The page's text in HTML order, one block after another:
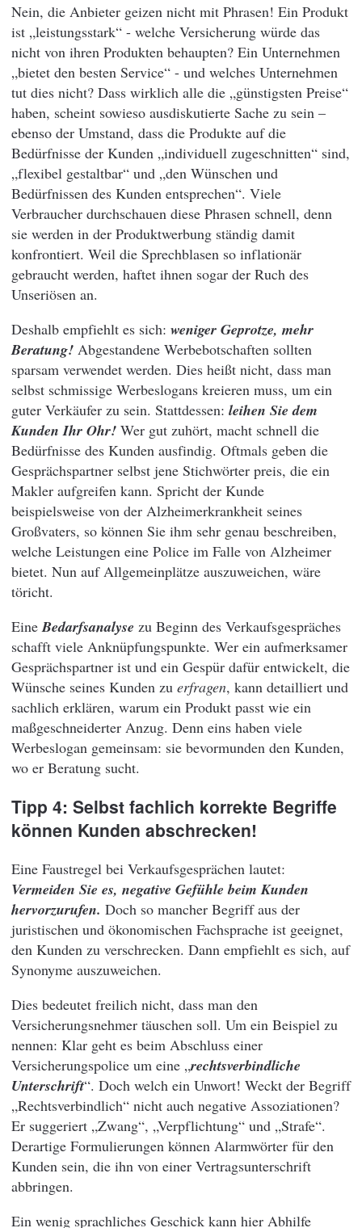
Nein, die Anbieter geizen nicht mit Phrasen! Ein Produkt
ist „leistungsstark“ - welche Versicherung würde das
nicht von ihren Produkten behaupten? Ein Unternehmen
„bietet den besten Service“ - und welches Unternehmen
tut dies nicht? Dass wirklich alle die „günstigsten Preise“
haben, scheint sowieso ausdiskutierte Sache zu sein –
ebenso der Umstand, dass die Produkte auf die
Bedürfnisse der Kunden „individuell zugeschnitten“ sind,
„flexibel gestaltbar“ und „den Wünschen und
Bedürfnissen des Kunden entsprechen“. Viele
Verbraucher durchschauen diese Phrasen schnell, denn
sie werden in der Produktwerbung ständig damit
konfrontiert. Weil die Sprechblasen so inflationär
gebraucht werden, haftet ihnen sogar der Ruch des
Unseriösen an.
Deshalb empfiehlt es sich: weniger Geprotze, mehr
Beratung! Abgestandene Werbebotschaften sollten
sparsam verwendet werden. Dies heißt nicht, dass man
selbst schmissige Werbeslogans kreieren muss, um ein
guter Verkäufer zu sein. Stattdessen: leihen Sie dem
Kunden Ihr Ohr! Wer gut zuhört, macht schnell die
Bedürfnisse des Kunden ausfindig. Oftmals geben die
Gesprächspartner selbst jene Stichwörter preis, die ein
Makler aufgreifen kann. Spricht der Kunde
beispielsweise von der Alzheimerkrankheit seines
Großvaters, so können Sie ihm sehr genau beschreiben,
welche Leistungen eine Police im Falle von Alzheimer
bietet. Nun auf Allgemeinplätze auszuweichen, wäre
töricht.
Eine Bedarfsanalyse zu Beginn des Verkaufsgespräches
schafft viele Anknüpfungspunkte. Wer ein aufmerksamer
Gesprächspartner ist und ein Gespür dafür entwickelt, die
Wünsche seines Kunden zu erfragen, kann detailliert und
sachlich erklären, warum ein Produkt passt wie ein
maßgeschneiderter Anzug. Denn eins haben viele
Werbeslogan gemeinsam: sie bevormunden den Kunden,
wo er Beratung sucht.
Tipp 4: Selbst fachlich korrekte Begriffe
können Kunden abschrecken!
Eine Faustregel bei Verkaufsgesprächen lautet:
Vermeiden Sie es, negative Gefühle beim Kunden
hervorzurufen. Doch so mancher Begriff aus der
juristischen und ökonomischen Fachsprache ist geeignet,
den Kunden zu verschrecken. Dann empfiehlt es sich, auf
Synonyme auszuweichen.
Dies bedeutet freilich nicht, dass man den
Versicherungsnehmer täuschen soll. Um ein Beispiel zu
nennen: Klar geht es beim Abschluss einer
Versicherungspolice um eine „rechtsverbindliche
Unterschrift“. Doch welch ein Unwort! Weckt der Begriff
„Rechtsverbindlich“ nicht auch negative Assoziationen?
Er suggeriert „Zwang“, „Verpflichtung“ und „Strafe“.
Derartige Formulierungen können Alarmwörter für den
Kunden sein, die ihn von einer Vertragsunterschrift
abbringen.
Ein wenig sprachliches Geschick kann hier Abhilfe